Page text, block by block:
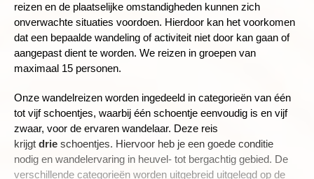
reizen en de plaatselijke omstandigheden kunnen zich
onverwachte situaties voordoen. Hierdoor kan het voorkomen
dat een bepaalde wandeling of activiteit niet door kan gaan of
aangepast dient te worden. We reizen in groepen van
maximaal 15 personen.
Onze wandelreizen worden ingedeeld in categorieën van één
tot vijf schoentjes, waarbij één schoentje eenvoudig is en vijf
zwaar, voor de ervaren wandelaar. Deze reis
krijgt drie schoentjes. Hiervoor heb je een goede conditie
nodig en wandelervaring in heuvel- tot bergachtig gebied. De
verschillende categorieën worden uitgebreid uitgelegd op de